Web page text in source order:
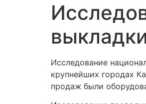
Исследование
крупнейших городах
продаж были